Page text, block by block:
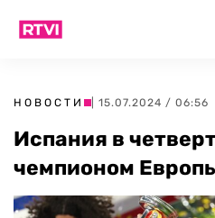
НОВОСТИ | 15.07.2024 / 06:56
Испания в
чемпионом